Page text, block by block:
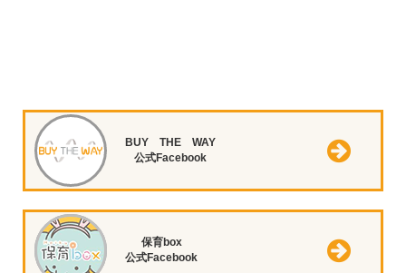
BUY THE WAY
公式Facebook
保育box
公式Facebook